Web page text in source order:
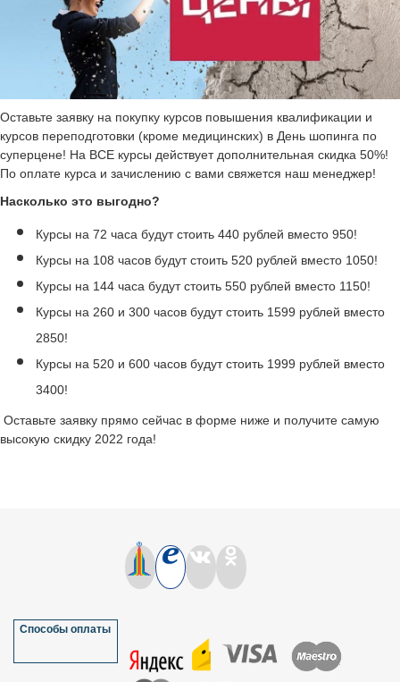
Оставьте заявку на покупку курсов повышения квалификации и
курсов переподготовки (кроме медицинских) в День шопинга по
суперцене! На ВСЕ курсы действует дополнительная скидка 50%!
По оплате курса и зачислению с вами свяжется наш менеджер!
Насколько это выгодно?
Курсы на 72 часа будут стоить 440 рублей вместо 950!
Курсы на 108 часов будут стоить 520 рублей вместо 1050!
Курсы на 144 часа будут стоить 550 рублей вместо 1150!
Курсы на 260 и 300 часов будут стоить 1599 рублей вместо
2850!
Курсы на 520 и 600 часов будут стоить 1999 рублей вместо
3400!
Оставьте заявку прямо сейчас в форме ниже и получите самую
высокую скидку 2022 года!
Способы оплаты